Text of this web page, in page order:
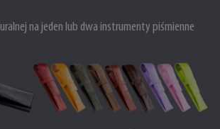
na jeden lub dwa instrumenty piśmienne